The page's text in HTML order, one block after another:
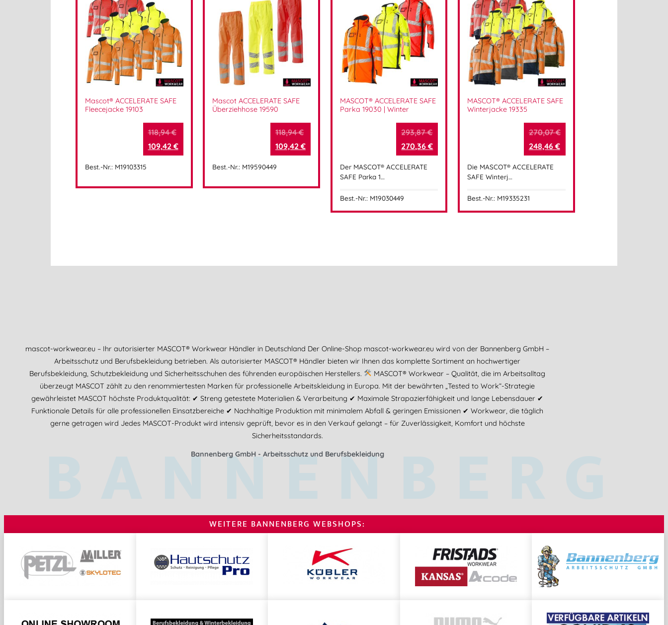
Mascot® ACCELERATE SAFE
Fleecejacke 19103
118,94€
109,42 €
Best.-Nr.: M19103315
Mascot ACCELERATE SAFE
Überziehhose 19590
118,94€
109,42 €
Best.-Nr.: M19590449
MASCOT® ACCELERATE SAFE
Parka 19030 | Winter
293,87€
270,36€
Der MASCOT® ACCELERATE
SAFE Parka 1…
Best.-Nr.: M19030449
MASCOT® ACCELERATE SAFE
Winterjacke 19335
270,07€
248,46 €
Die MASCOT® ACCELERATE
SAFE Winterj…
Best.-Nr.: M19335231
mascot-workwear.eu – Ihr autorisierter MASCOT® Workwear Händler in Deutschland Der Online-Shop mascot-workwear.eu wird von der Bannenberg GmbH –
Arbeitsschutz und Berufsbekleidung betrieben. Als autorisierter MASCOT® Händler bieten wir Ihnen das komplette Sortiment an hochwertiger
Berufsbekleidung, Schutzbekleidung und Sicherheitsschuhen des führenden europäischen Herstellers.
MASCOT® Workwear – Qualität, die im Arbeitsalltag
überzeugt MASCOT zählt zu den renommiertesten Marken für professionelle Arbeitskleidung in Europa. Mit der bewährten „Tested to Work“-Strategie
gewährleistet MASCOT höchste Produktqualität: ✔ Streng getestete Materialien & Verarbeitung ✔ Maximale Strapazierfähigkeit und lange Lebensdauer ✔
Funktionale Details für alle professionellen Einsatzbereiche ✔ Nachhaltige Produktion mit minimalem Abfall & geringen Emissionen ✔ Workwear, die täglich
gerne getragen wird Jedes MASCOT-Produkt wird intensiv geprüft, bevor es in den Verkauf gelangt – für Zuverlässigkeit, Komfort und höchste
Sicherheitsstandards.
Bannenberg GmbH - Arbeitsschutz und Berufsbekleidung
BANNENBERG
WEITERE BANNENBERG WEBSHOPS: